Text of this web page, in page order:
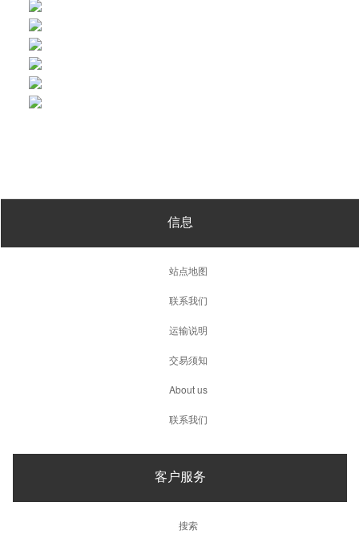
信息
站点地图
联系我们
运输说明
交易须知
About us
联系我们
客户服务
搜索